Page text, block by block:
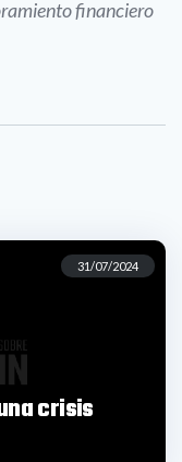
financiero
31/07/2024
crisis